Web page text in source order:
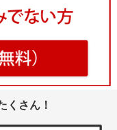
くさん！